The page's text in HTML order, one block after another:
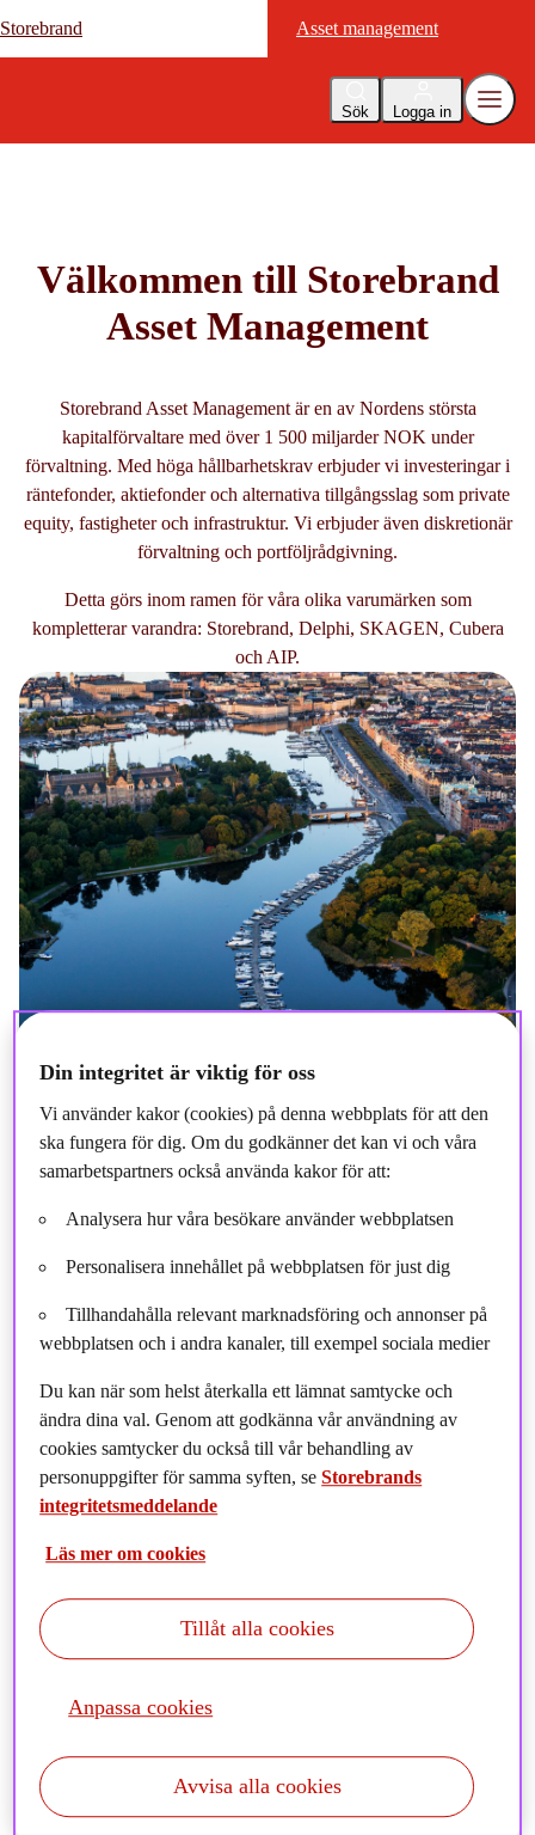
Storebrand Asset management
Sök Logga in
Storebrand Asset management
Välkommen till Storebrand
Asset Management
Storebrand Asset Management är en av Nordens största
kapitalförvaltare med över 1 500 miljarder NOK under
förvaltning. Med höga hållbarhetskrav erbjuder vi investeringar i
räntefonder, aktiefonder och alternativa tillgångsslag som private
equity, fastigheter och infrastruktur. Vi erbjuder även diskretionär
förvaltning och portföljrådgivning.
Detta görs inom ramen för våra olika varumärken som
kompletterar varandra: Storebrand, Delphi, SKAGEN, Cubera
och AIP.
Vårt erbjudande
Nyheter
Fondlistan
Din integritet är viktig för oss
Vi använder kakor (cookies) på denna webbplats för att den
ska fungera för dig. Om du godkänner det kan vi och våra
samarbetspartners också använda kakor för att:
Analysera hur våra besökare använder webbplatsen
Personalisera innehållet på webbplatsen för just dig
Tillhandahålla relevant marknadsföring och annonser på
webbplatsen och i andra kanaler, till exempel sociala medier
Du kan när som helst återkalla ett lämnat samtycke och
ändra dina val. Genom att godkänna vår användning av
cookies samtycker du också till vår behandling av
personuppgifter för samma syften, seStorebrands
integritetsmeddelande
Läs mer om cookies
Anpassa cookies
Avvisa alla cookies
Tillåt alla cookies